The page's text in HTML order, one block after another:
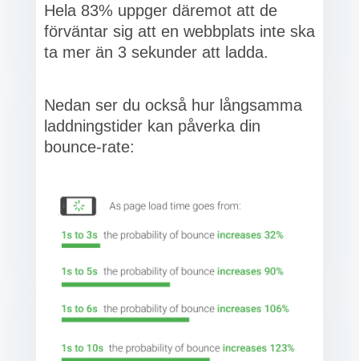
Hela 83% uppger däremot att de
förväntar sig att en webbplats inte ska
ta mer än 3 sekunder att ladda.
Nedan ser du också hur långsamma
laddningstider kan påverka din
bounce-rate: